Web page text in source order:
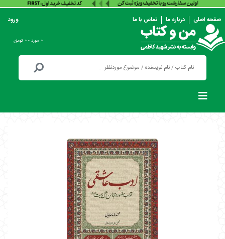
صفحه اصلی درباره ما تماس با ما ورود
۰ مورد - ۰ تومان